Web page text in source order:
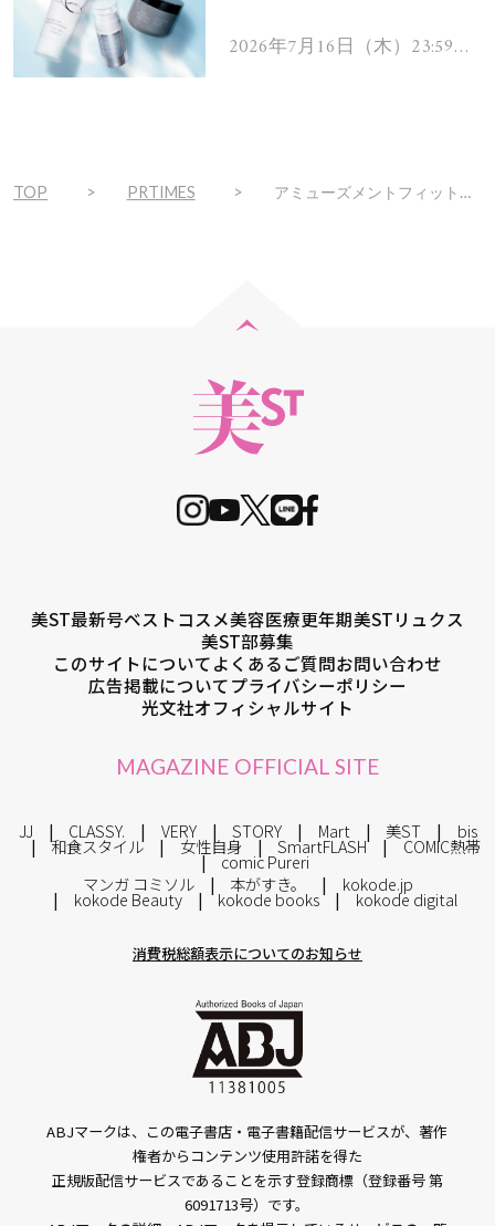
ムを13名様にプレゼン
2026年7月16日（木）23:59ま
TOP PRTIMES アミューズメントフィットネスクラブ FIT-EASY 片江店のオープンが決定！
美ST最新号ベストコスメ美容医療更年期美STリュクス
美ST部募集
このサイトについてよくあるご質問お問い合わせ
広告掲載についてプライバシーポリシー
光文社オフィシャルサイト
MAGAZINE OFFICIAL SITE
JJ CLASSY. VERY STORY Mart 美ST bis
和食スタイル 女性自身 SmartFLASH COMIC熱帯
comic Pureri
マンガ コミソル
本がすき。 kokode.jp
kokode Beauty kokode books kokode digital
消費税総額表示についてのお知らせ
ABJマークは、この電子書店・電子書籍配信サービスが、著作
権者からコンテンツ使用許諾を得た
正規版配信サービスであることを示す登録商標（登録番号 第
6091713号）です。